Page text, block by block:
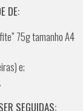
DE:
75g tamanho A4
e;
SEGUIDAS: